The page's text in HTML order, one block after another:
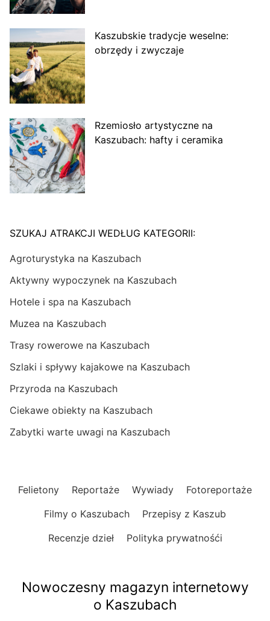
Kaszubskie tradycje weselne:
obrzędy i zwyczaje
Rzemiosło artystyczne na
Kaszubach: hafty i ceramika
SZUKAJ ATRAKCJI WEDŁUG KATEGORII:
Agroturystyka na Kaszubach
Aktywny wypoczynek na Kaszubach
Hotele i spa na Kaszubach
Muzea na Kaszubach
Trasy rowerowe na Kaszubach
Szlaki i spływy kajakowe na Kaszubach
Przyroda na Kaszubach
Ciekawe obiekty na Kaszubach
Zabytki warte uwagi na Kaszubach
Felietony Reportaże Wywiady
Fotoreportaże
Filmy o Kaszubach
Przepisy z Kaszub
Recenzje dzieł
Polityka prywatnośći
Nowoczesny magazyn internetowy
o Kaszubach